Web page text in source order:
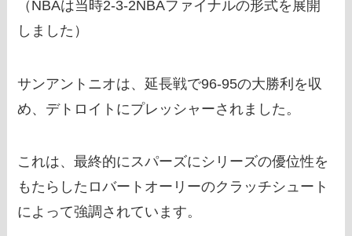
（NBAは当時2-3-2NBAファイナルの形式を展開
しました）
サンアントニオは、延長戦で96-95の大勝利を収
め、デトロイトにプレッシャーされました。
これは、最終的にスパーズにシリーズの優位性を
もたらしたロバートオーリーのクラッチシュート
によって強調されています。